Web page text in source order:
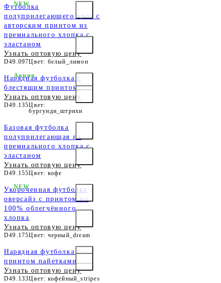
Футболка
полуприлегающего кроя с
авторским принтом из
премиального хлопка с
эластаном
Узнать оптовую цену
D49.097Цвет: белый_лимон
NEW
Нарядная футболка с
блестящим принтом
Узнать оптовую цену
D49.135Цвет:
бургунди_штрихи
Акция
Базовая футболка
полуприлегающая из
премиального хлопка с
эластаном
Узнать оптовую цену
D49.155Цвет: кофе
Укороченная футболка
оверсайз с принтом из
100% облегчённого
хлопка
Узнать оптовую цену
D49.175Цвет: черный_dream
NEW
Нарядная футболка с
принтом пайетками
Узнать оптовую цену
D49.133Цвет: кофейный_stripes